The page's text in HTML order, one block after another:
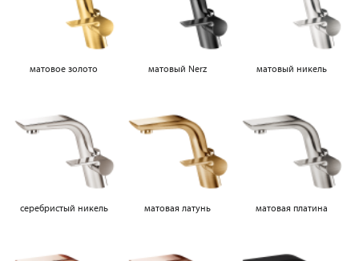
матовое золото матовый Nerz матовый никель
серебристый никель матовая латунь матовая платина